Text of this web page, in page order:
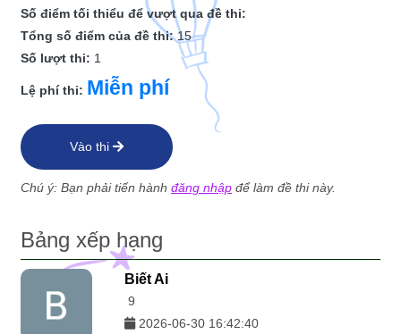
Số điểm tối thiểu để vượt qua đề thi:
Tổng số điểm của đề thi:15
Số lượt thi: 1
Lệ phí thi: Miễn phí
Vào thi
Chú ý: Bạn phải tiến hành đăng nhập để làm đề thi này.
Bảng xếp hạng
Biết Ai
9
2026-06-30 16:42:40